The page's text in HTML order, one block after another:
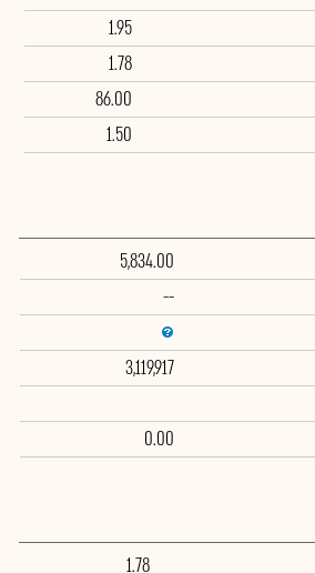
1.95
1.78
86.00
1.50
5,834.00
--
3,119,917
0.00
1.78